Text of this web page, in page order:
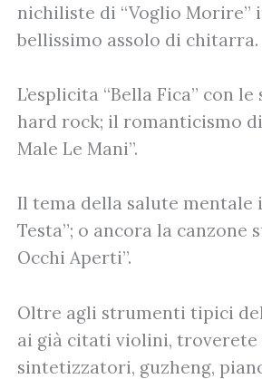
nichiliste di “Voglio Morire”
bellissimo assolo di chitarra.
L’esplicita “Bella Fica” con
hard rock; il romanticismo di
Male Le Mani”.
Il tema della salute mentale
Testa”; o ancora la canzone
Occhi Aperti”.
Oltre agli strumenti tipici
ai già citati violini, troverete
sintetizzatori, guzheng,